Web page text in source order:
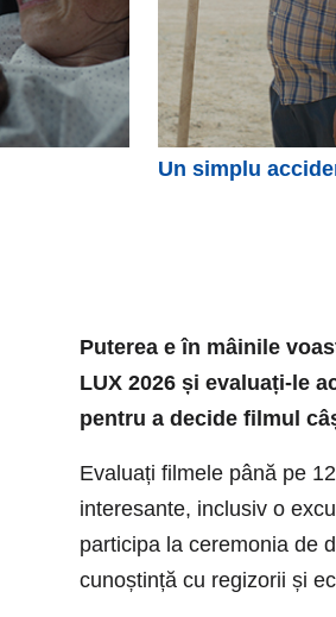
Un simplu
Puterea e în mâinile
LUX 2026 și evaluați-le
pentru a decide filmul
Evaluați filmele până pe
interesante, inclusiv o
participa la ceremonia de
cunoștință cu regizorii și